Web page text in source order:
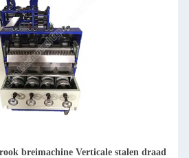
stroken van kledingstukken